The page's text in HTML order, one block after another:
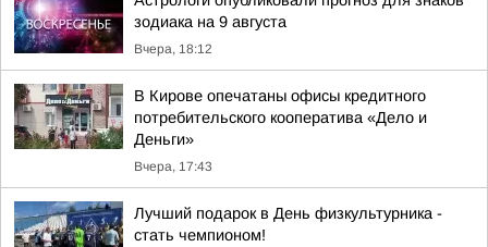
зодиака на 9 августа
Вчера, 18:12
В Кирове опечатаны офисы кредитного
потребительского кооператива «Дело и
Деньги»
Вчера, 17:43
Лучший подарок в День физкультурника -
стать чемпионом!